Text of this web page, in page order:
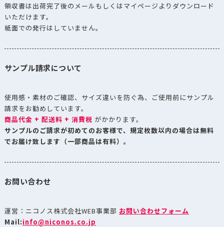
領収書は出荷完了後のメールもしくはマイページよりダウンロード
いただけます。
紙面での発行はしていません。
サンプル請求について
使用感・素材のご確認、サイズ違いを防ぐ為、ご使用前にサンプル
請求をお勧めしています。
商品代金 + 配送料 + 消費税 がかかります。
サンプルのご請求が初めてのお客様で、規定枚数以内の場合は無料
でお届け致します（一部商品は有料）。
お問い合わせ
運営：ニコノス株式会社WEB事業部 お問い合わせフォーム
Mail:info@niconos.co.jp